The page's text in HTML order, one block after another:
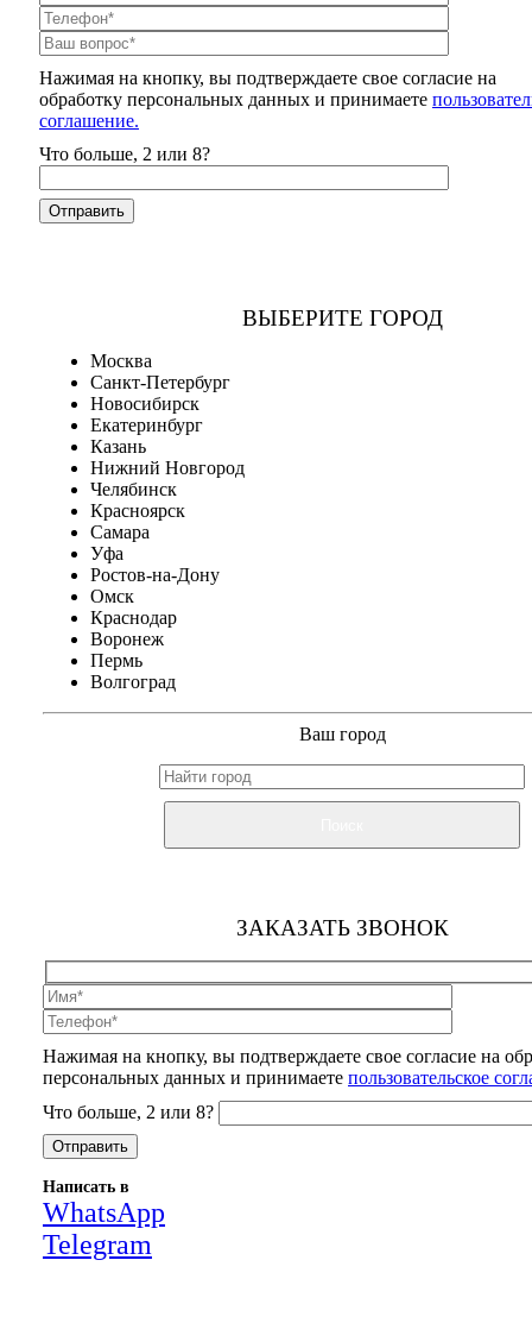
Нажимая на кнопку, вы подтверждаете свое согласие на
обработку персональных данных и принимаете
соглашение.
Что больше, 2 или 8?
ВЫБЕРИТЕ ГОРОД
Москва
Санкт-Петербург
Новосибирск
Екатеринбург
Казань
Нижний Новгород
Челябинск
Красноярск
Самара
Уфа
Ростов-на-Дону
Омск
Краснодар
Воронеж
Пермь
Волгоград
Ваш город
ЗАКАЗАТЬ ЗВОНОК
Нажимая на кнопку, вы подтверждаете свое согласие на
персональных данных и принимаете пользовательское
Что больше, 2 или 8?
Написать в
WhatsApp
Telegram